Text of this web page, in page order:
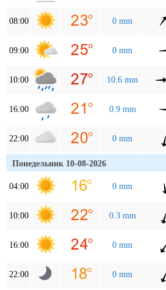
08:00 0 mm
09:00 0 mm
10:00 10.6 mm
16:00 0.9 mm
22:00 0 mm
Понедельник 10-08-2026
04:00 0 mm
10:00 0.3 mm
16:00 0 mm
22:00 0 mm